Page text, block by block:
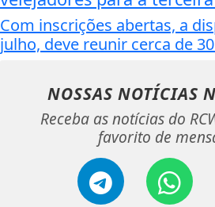
Com inscrições abertas, a
julho, deve reunir cerca de
NOSSAS NOTÍCIAS
Receba as notícias do
favorito de